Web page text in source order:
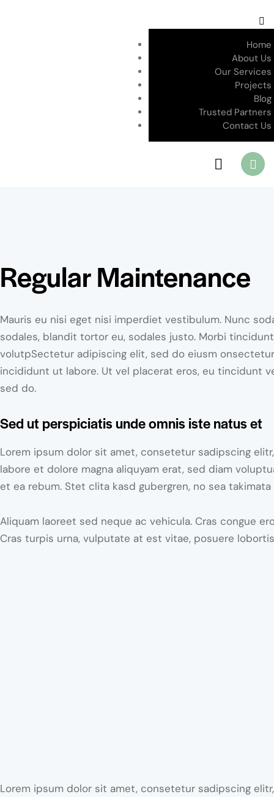
Home
About Us
Our Services
Projects
Blog
Trusted Partners
Contact Us
Regular Maintenance
Mauris eu nisi eget nisi imperdiet vestibulum. Nunc
sodales, blandit tortor eu, sodales justo. Morbi
volutpSectetur adipiscing elit, sed do eiusm
incididunt ut labore. Ut vel placerat eros, eu tincidunt
sed do.
Sed ut perspiciatis unde omnis iste natus et
Lorem ipsum dolor sit amet, consetetur sadipscing
labore et dolore magna aliquyam erat, sed diam
et ea rebum. Stet clita kasd gubergren, no sea
Aliquam laoreet sed neque ac vehicula. Cras congue
Cras turpis urna, vulputate at est vitae, posuere
Lorem ipsum dolor sit amet, consetetur sadipscing